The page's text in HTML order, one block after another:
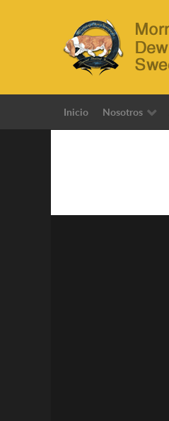
Inicio Nosotros